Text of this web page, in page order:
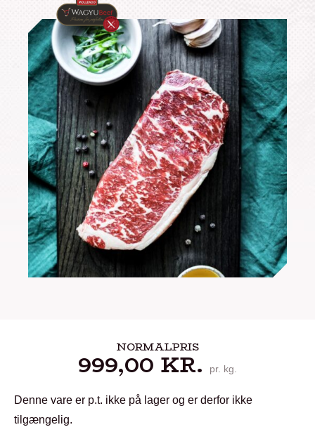
NORMALPRIS
999,00 KR. pr. kg.
Denne vare er p.t. ikke på lager og er derfor ikke
tilgængelig.